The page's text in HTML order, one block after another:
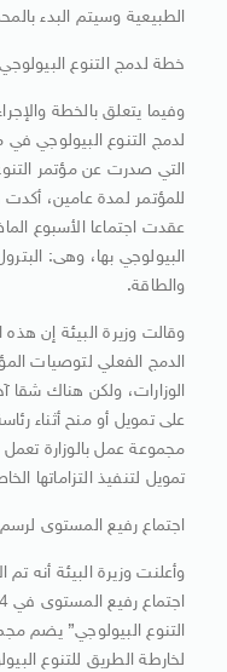
الطبيعية وسيتم البدء
خطة لدمج التنوع
وفيما يتعلق بالخطة
لدمج التنوع البيولوجي
التي صدرت عن مؤتمر
للمؤتمر لمدة عامين، أكدت
عقدت اجتماعا الأسبوع
البيولوجي بها، وهى:
والطاقة.
وقالت وزيرة البيئة إن
الدمج الفعلي لتوصيات
الوزارات، ولكن هناك شقا
على تمويل أو منح أثناء
مجموعة عمل بالوزارة
تمويل لتنفيذ التزاماتها
اجتماع رفيع المستوى
وأعلنت وزيرة البيئة أنه تم
التنوع البيولوجي” يضم
لخارطة الطريق للتنوع